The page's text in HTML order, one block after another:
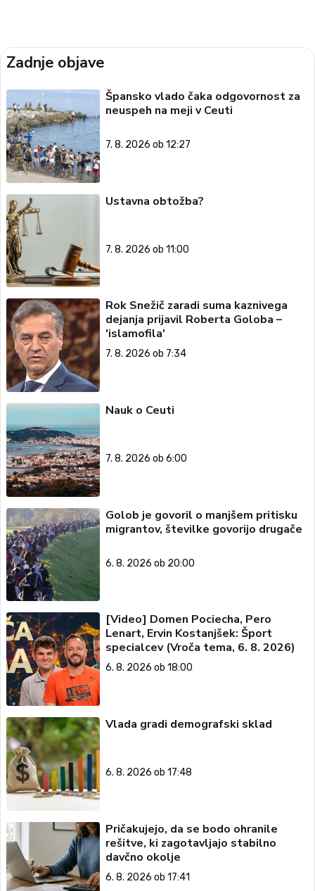
Zadnje objave
Špansko vlado čaka odgovornost za
neuspeh na meji v Ceuti
7. 8. 2026 ob 12:27
Ustavna obtožba?
7. 8. 2026 ob 11:00
Rok Snežič zaradi suma kaznivega
dejanja prijavil Roberta Goloba –
'islamofila'
7. 8. 2026 ob 7:34
Nauk o Ceuti
7. 8. 2026 ob 6:00
Golob je govoril o manjšem pritisku
migrantov, številke govorijo drugače
6. 8. 2026 ob 20:00
[Video] Domen Pociecha, Pero
Lenart, Ervin Kostanjšek: Šport
specialcev (Vroča tema, 6. 8. 2026)
6. 8. 2026 ob 18:00
Vlada gradi demografski sklad
6. 8. 2026 ob 17:48
Pričakujejo, da se bodo ohranile
rešitve, ki zagotavljajo stabilno
davčno okolje
6. 8. 2026 ob 17:41